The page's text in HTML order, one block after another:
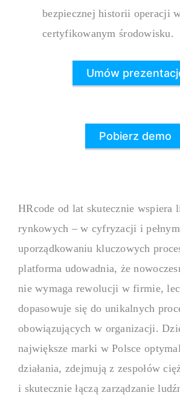
bezpiecznej historii operacji
certyfikowanym środowisku.
Umów
Pobierz demo
HRcode od lat skutecznie wspiera
rynkowych – w cyfryzacji i pełnym
uporządkowaniu kluczowych
platforma udowadnia, że
nie wymaga rewolucji w firmie,
dopasowuje się do unikalnych
obowiązujących w organizacji.
największe marki w Polsce
działania, zdejmują z zespołów
i skutecznie łączą zarządzanie